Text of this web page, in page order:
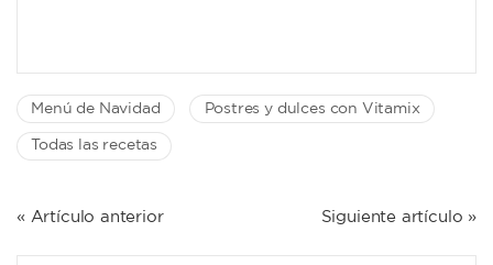
Menú de Navidad Postres y dulces con Vitamix
Todas las recetas
NAVEGACIÓN
« Artículo anterior Siguiente artículo »